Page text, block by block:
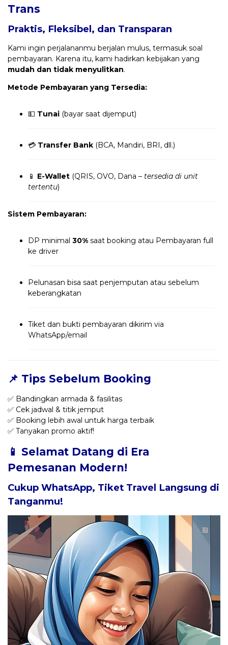
Trans
Praktis, Fleksibel, dan Transparan
Kami ingin perjalananmu berjalan mulus, termasuk soal
pembayaran. Karena itu, kami hadirkan kebijakan yang
mudah dan tidak menyulitkan.
Metode Pembayaran yang Tersedia:
💵 Tunai (bayar saat dijemput)
💳 Transfer Bank (BCA, Mandiri, BRI, dll.)
📱 E-Wallet (QRIS, OVO, Dana – tersedia di unit
tertentu)
Sistem Pembayaran:
DP minimal 30% saat booking atau Pembayaran full
ke driver
Pelunasan bisa saat penjemputan atau sebelum
keberangkatan
Tiket dan bukti pembayaran dikirim via
WhatsApp/email
📌 Tips Sebelum Booking
✅ Bandingkan armada & fasilitas
✅ Cek jadwal & titik jemput
✅ Booking lebih awal untuk harga terbaik
✅ Tanyakan promo aktif!
📱 Selamat Datang di Era
Pemesanan Modern!
Cukup WhatsApp, Tiket Travel Langsung di
Tanganmu!